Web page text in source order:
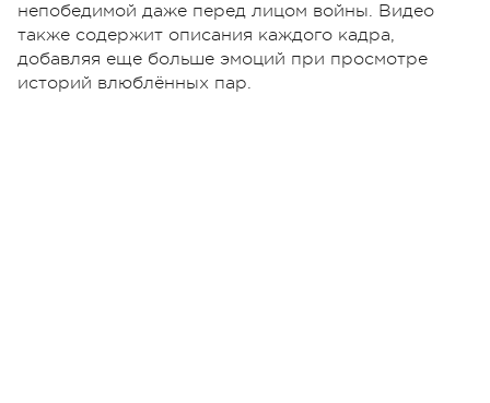
непобедимой даже перед лицом войны. Видео
также содержит описания каждого кадра,
добавляя еще больше эмоций при просмотре
историй влюблённых пар.